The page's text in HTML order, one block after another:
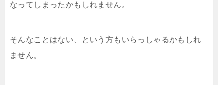
なってしまったかもしれません。
そんなことはない、という方もいらっしゃるかもしれ
ません。